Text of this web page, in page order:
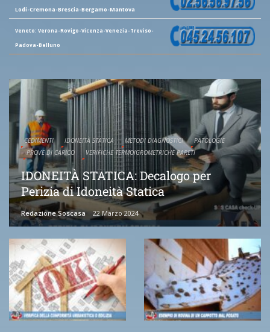
Lodi-Cremona-Brescia-Bergamo-Mantova
Veneto: Verona-Rovigo-Vicenza-Venezia-Treviso-
Padova-Belluno
CEDIMENTI IDONEITÀ STATICA METODI DIAGNOSTICI
PATOLOGIE
PROVE DI CARICO
VERIFICHE TERMOIGROMETRICHE PARETI
IDONEITÀ STATICA: Decalogo per
Perizia di Idoneità Statica
Redazione Soscasa 22 Marzo 2024